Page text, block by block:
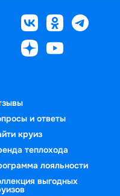
и ответы
круиз
теплохода
лояльности
выгодных